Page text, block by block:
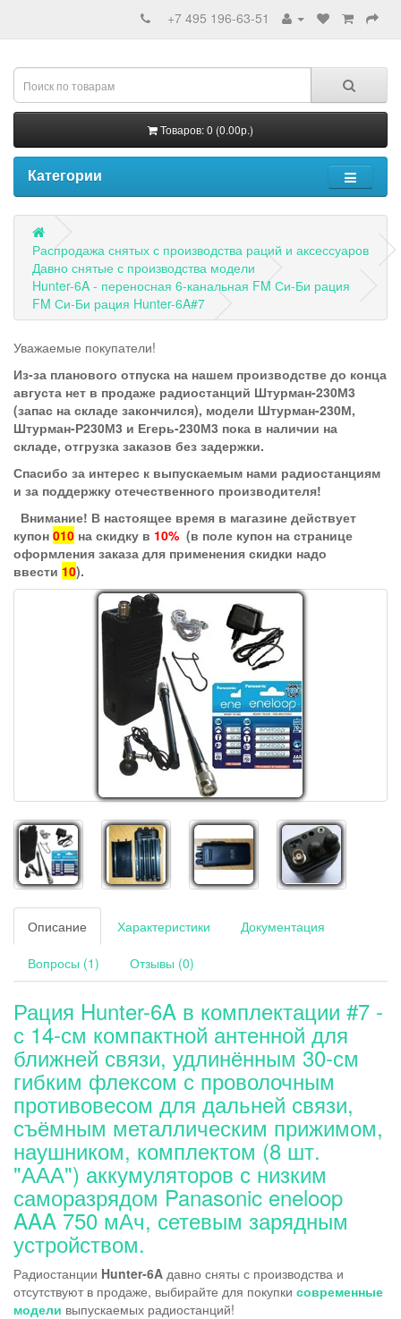
+7 495 196-63-51
Товаров: 0 (0.00р.)
Категории
Распродажа снятых с производства раций и аксессуаров
Давно снятые с производства модели
Hunter-6A - переносная 6-канальная FM Си-Би рация
FM Си-Би рация Hunter-6A#7
Уважаемые покупатели!
Из-за планового отпуска на нашем производстве до конца
августа нет в продаже радиостанций Штурман-230М3
(запас на складе закончился), модели Штурман-230М,
Штурман-Р230М3 и Егерь-230М3 пока в наличии на
складе, отгрузка заказов без задержки.
Спасибо за интерес к выпускаемым нами радиостанциям
и за поддержку отечественного производителя!
Внимание! В настоящее время в магазине действует
купон 010 на скидку в 10% (в поле купон на странице
оформления заказа для применения скидки надо
ввести 10).
Описание Характеристики Документация
Вопросы (1) Отзывы (0)
Рация Hunter-6A в комплектации #7 -
с 14-см компактной антенной для
ближней связи, удлинённым 30-см
гибким флексом с проволочным
противовесом для дальней связи,
съёмным металлическим прижимом,
наушником, комплектом (8 шт.
"ААА") аккумуляторов с низким
саморазрядом Panasonic eneloop
AAA 750 мАч, сетевым зарядным
устройством.
Радиостанции Hunter-6A давно сняты с производства и
отсутствуют в продаже, выбирайте для покупки современные
модели выпускаемых радиостанций!